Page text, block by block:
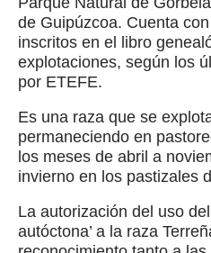
de Guipúzcoa. Cuenta
inscritos en el libro
explotaciones, según los
por ETEFE.
Es una raza que se
permaneciendo en
los meses de abril a
invierno en los pastizales
La autorización del uso
autóctona’ a la raza